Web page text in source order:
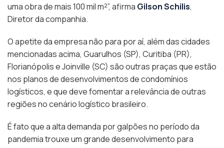
uma obra de mais 100 mil m²”, afirma Gilson Schilis,
Diretor da companhia.
O apetite da empresa não para por aí, além das cidades
mencionadas acima, Guarulhos (SP), Curitiba (PR),
Florianópolis e Joinville (SC) são outras praças que estão
nos planos de desenvolvimentos de condomínios
logísticos, e que deve fomentar a relevância de outras
regiões no cenário logístico brasileiro.
É fato que a alta demanda por galpões no período da
pandemia trouxe um grande desenvolvimento para